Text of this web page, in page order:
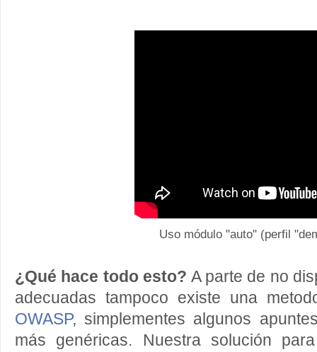
Uso módulo "auto" (perfil
¿Qué hace todo esto? A parte de no
adecuadas tampoco existe una
OWASP, simplementes algunos
más genéricas. Nuestra solución